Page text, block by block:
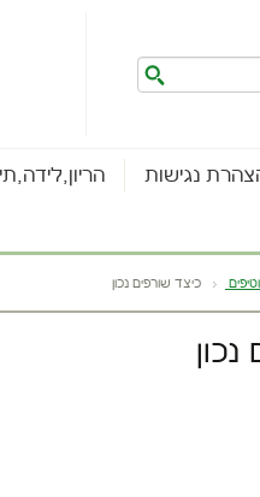
נגישות
כיצד שורפים נכון